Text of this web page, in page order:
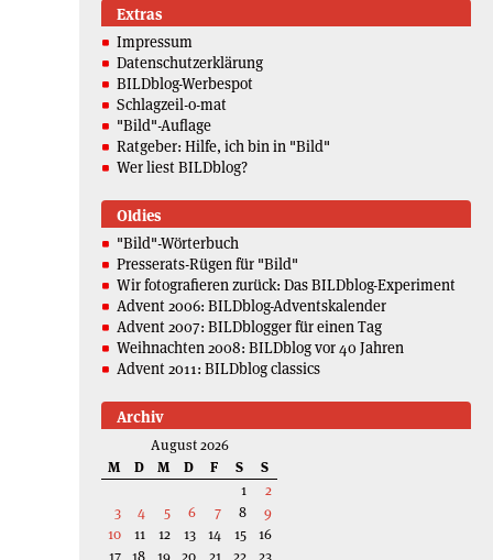
Extras
Impressum
Datenschutzerklärung
BILDblog-Werbespot
Schlagzeil-o-mat
"Bild"-Auflage
Ratgeber: Hilfe, ich bin in "Bild"
Wer liest BILDblog?
Oldies
"Bild"-Wörterbuch
Presserats-Rügen für "Bild"
Wir fotografieren zurück: Das BILDblog-Experiment
Advent 2006: BILDblog-Adventskalender
Advent 2007: BILDblogger für einen Tag
Weihnachten 2008: BILDblog vor 40 Jahren
Advent 2011: BILDblog classics
Archiv
August 2026
M
D M D F S
S
1
2
3
4 5 6 7 8
9
10
11 12 13 14 15
16
17 18 19 20 21 22 23